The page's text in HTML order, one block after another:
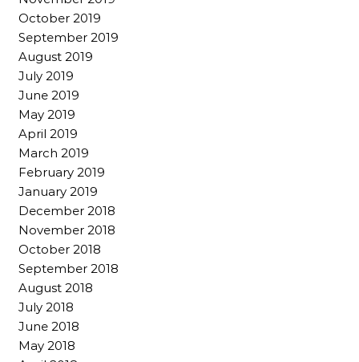
October 2019
September 2019
August 2019
July 2019
June 2019
May 2019
April 2019
March 2019
February 2019
January 2019
December 2018
November 2018
October 2018
September 2018
August 2018
July 2018
June 2018
May 2018